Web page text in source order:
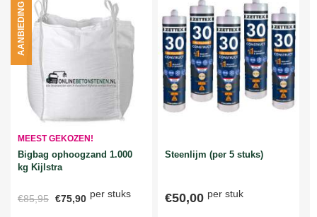
MEEST GEKOZEN!
Bigbag ophoogzand 1.000
kg Kijlstra
€85,95 €75,90 per stuks
AANBIEDING
Steenlijm (per 5 stuks)
€50,00 per stuk